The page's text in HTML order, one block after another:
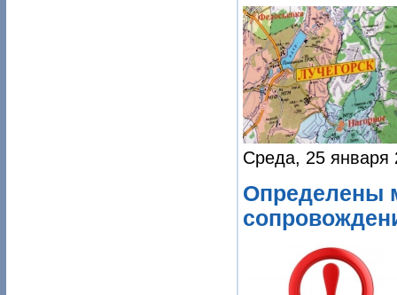
Среда, 25 января
Определены